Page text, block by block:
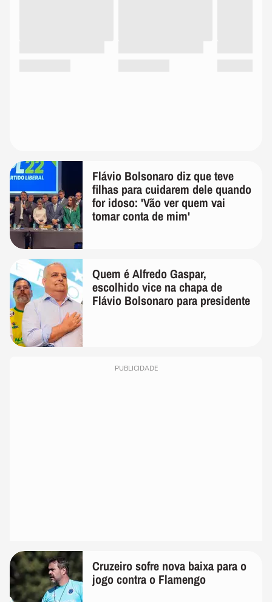
Flávio Bolsonaro diz que teve
filhas para cuidarem dele quando
for idoso: 'Vão ver quem vai
tomar conta de mim'
Quem é Alfredo Gaspar,
escolhido vice na chapa de
Flávio Bolsonaro para presidente
PUBLICIDADE
Cruzeiro sofre nova baixa para o
jogo contra o Flamengo